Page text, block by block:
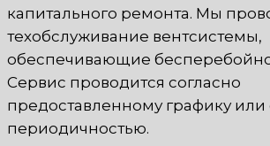
капитального ремонта. Мы
техобслуживание вентсистемы,
обеспечивающие
Сервис проводится согласно
предоставленному графику
периодичностью.